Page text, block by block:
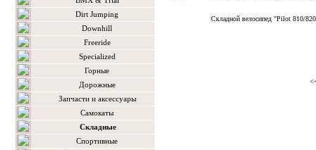
Dirt Jumping
Downhill
Freeride
Specialized
Горные
Дорожные
Запчасти и аксессуары
Самокаты
Складные
Спортивные
Складной велосипед "Pilot 810/